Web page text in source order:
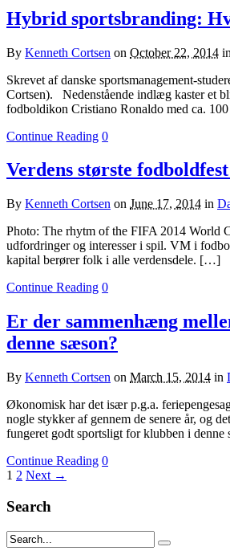
Hybrid sportsbranding:
By Kenneth Cortsen on October 22, 2014 in
Skrevet af danske sportsmanagement-
Cortsen). Nedenstående indlæg kaster et
fodboldikon Cristiano Ronaldo med ca.
Continue Reading 0
Verdens største
By Kenneth Cortsen on June 17, 2014 in
Photo: The rhytm of the FIFA 2014 World
udfordringer og interesser i spil. VM i
kapital berører folk i alle verdensdele. […]
Continue Reading 0
Er der sammenhæng
denne sæson?
By Kenneth Cortsen on March 15, 2014 in
Økonomisk har det især p.g.a.
nogle stykker af gennem de senere år, og
fungeret godt sportsligt for klubben i
Continue Reading 0
1 2 Next →
Search